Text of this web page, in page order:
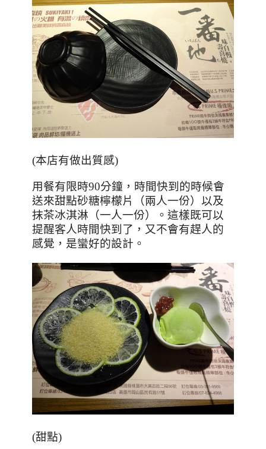
(本店有做出質感)
用餐有限時90分鐘，時間快到的時候會
送來甜點砂糖檸檬片（兩人一份）以及
抹茶冰淇淋（一人一份）。這樣既可以
提醒客人時間快到了，又不會有趕人的
感覺，是蠻好的設計。
(甜點)